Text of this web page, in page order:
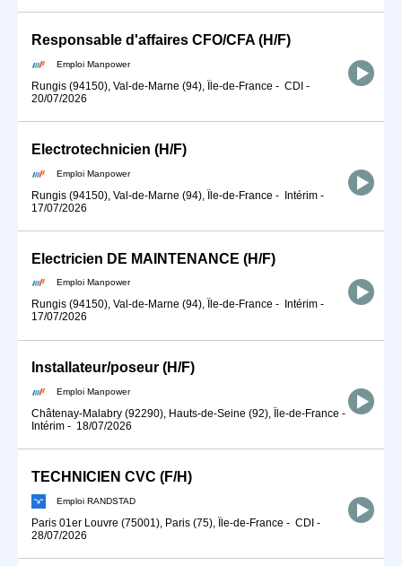
Responsable d'affaires CFO/CFA (H/F)
Emploi Manpower
Rungis (94150), Val-de-Marne (94), Île-de-France - CDI -
20/07/2026
Electrotechnicien (H/F)
Emploi Manpower
Rungis (94150), Val-de-Marne (94), Île-de-France - Intérim -
17/07/2026
Electricien DE MAINTENANCE (H/F)
Emploi Manpower
Rungis (94150), Val-de-Marne (94), Île-de-France - Intérim -
17/07/2026
Installateur/poseur (H/F)
Emploi Manpower
Châtenay-Malabry (92290), Hauts-de-Seine (92), Île-de-France -
Intérim - 18/07/2026
TECHNICIEN CVC (F/H)
Emploi RANDSTAD
Paris 01er Louvre (75001), Paris (75), Île-de-France - CDI -
28/07/2026